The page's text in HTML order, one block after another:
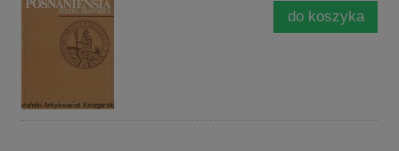
do koszyka